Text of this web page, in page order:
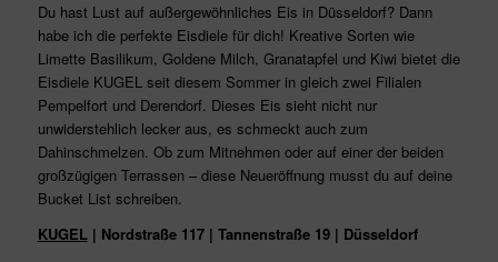
Du hast Lust auf außergewöhnliches Eis in Düsseldorf? Dann
habe ich die perfekte Eisdiele für dich! Kreative Sorten wie
Limette Basilikum, Goldene Milch, Granatapfel und Kiwi bietet die
Eisdiele KUGEL seit diesem Sommer in gleich zwei Filialen
Pempelfort und Derendorf. Dieses Eis sieht nicht nur
unwiderstehlich lecker aus, es schmeckt auch zum
Dahinschmelzen. Ob zum Mitnehmen oder auf einer der beiden
großzügigen Terrassen – diese Neueröffnung musst du auf deine
Bucket List schreiben.
KUGEL| Nordstraße 117 | Tannenstraße 19 | Düsseldorf